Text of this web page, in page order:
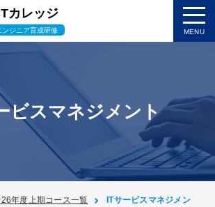
カレッジ
ンジニア育成研修 MENU
ビスマネジメント
年度上期コース一覧
ITサービスマネジメン